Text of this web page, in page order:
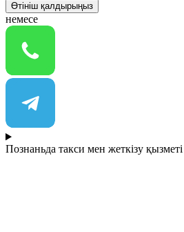
Өтініш қалдырыңыз
немесе
Познаньда такси мен жеткізу